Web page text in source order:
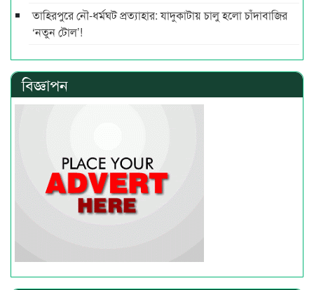
তাহিরপুরে নৌ-ধর্মঘট প্রত্যাহার: যাদুকাটায় চালু হলো চাঁদাবাজির
‘নতুন টোল’!
বিজ্ঞাপন